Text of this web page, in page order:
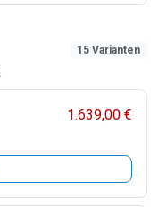
15 Varianten
1.639,00 €